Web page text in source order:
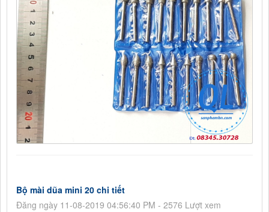
Bộ mài dũa mini 20 chi tiết
Đăng ngày 11-08-2019 04:56:40 PM - 2576 Lượt xem